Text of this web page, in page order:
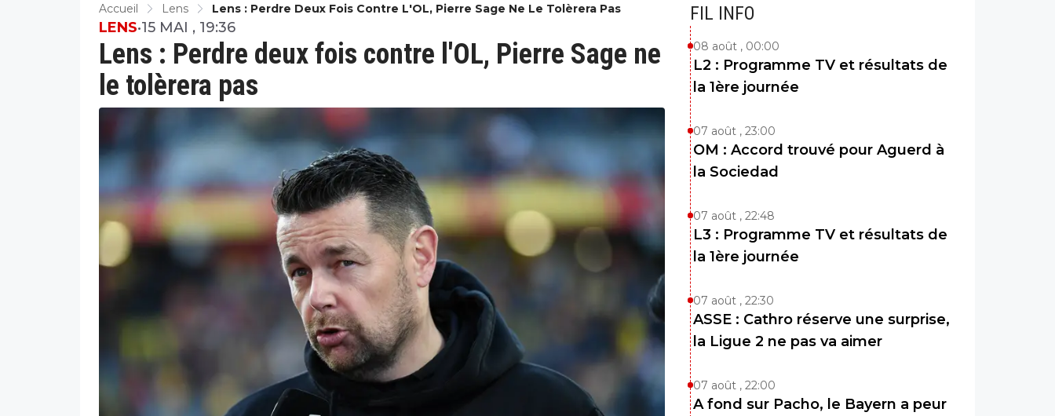
Accueil Lens Lens : Perdre Deux Fois Contre L'OL, Pierre Sage Ne Le Tolèrera Pas
Lens : Perdre deux fois contre l'OL, Pierre Sage ne
le tolèrera pas
LENS•15 MAI , 19:36
FIL INFO
08 août , 00:00
L2 : Programme TV et résultats de
la 1ère journée
07 août , 23:00
OM : Accord trouvé pour Aguerd à
la Sociedad
07 août , 22:48
L3 : Programme TV et résultats de
la 1ère journée
07 août , 22:30
ASSE : Cathro réserve une surprise,
la Ligue 2 ne pas va aimer
07 août , 22:00
A fond sur Pacho, le Bayern a peur